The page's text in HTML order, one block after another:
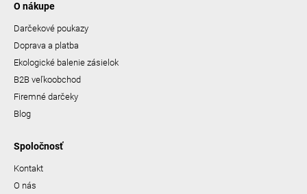
O nákupe
Darčekové poukazy
Doprava a platba
Ekologické balenie zásielok
B2B veľkoobchod
Firemné darčeky
Blog
Spoločnosť
Kontakt
O nás